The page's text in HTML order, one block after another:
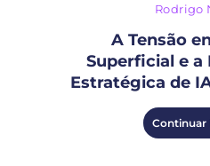
Rodrigo
A Tensão
Superficial e a
Estratégica de
Continuar